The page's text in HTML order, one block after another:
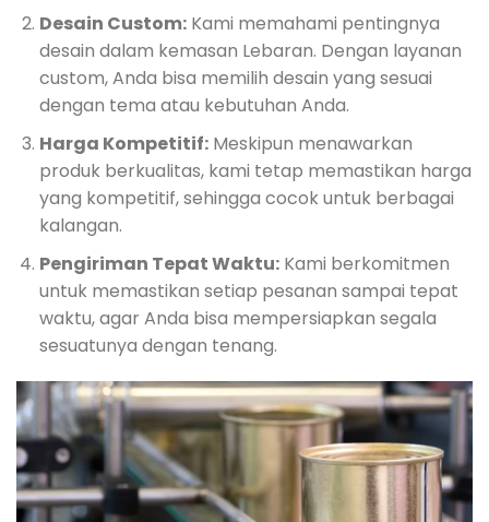
Desain Custom:Kami memahami pentingnya
desain dalam kemasan Lebaran. Dengan layanan
custom, Anda bisa memilih desain yang sesuai
dengan tema atau kebutuhan Anda.
Harga Kompetitif:Meskipun menawarkan
produk berkualitas, kami tetap memastikan harga
yang kompetitif, sehingga cocok untuk berbagai
kalangan.
Pengiriman Tepat Waktu:Kami berkomitmen
untuk memastikan setiap pesanan sampai tepat
waktu, agar Anda bisa mempersiapkan segala
sesuatunya dengan tenang.